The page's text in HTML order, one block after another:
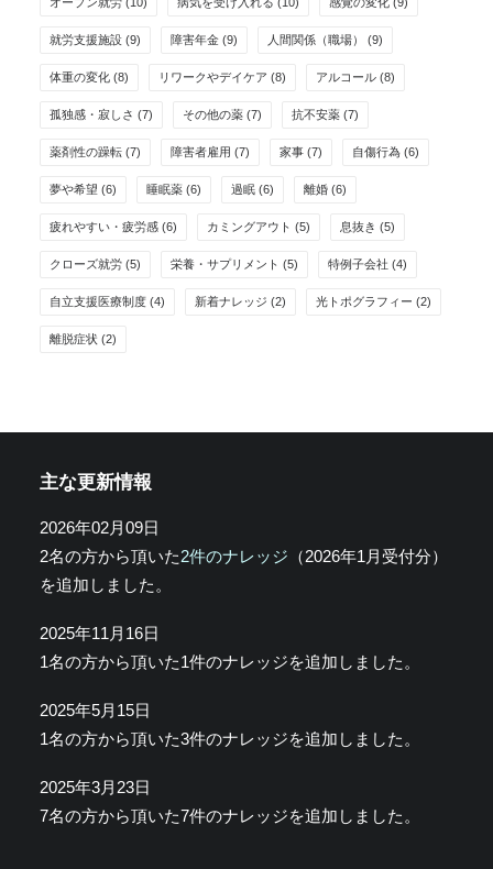
就労支援施設 (9) 障害年金 (9) 人間関係（職場） (9)
体重の変化 (8) リワークやデイケア (8) アルコール (8)
孤独感・寂しさ (7) その他の薬 (7) 抗不安薬 (7)
薬剤性の躁転 (7) 障害者雇用 (7) 家事 (7) 自傷行為 (6)
夢や希望 (6) 睡眠薬 (6) 過眠 (6) 離婚 (6)
疲れやすい・疲労感 (6) カミングアウト (5) 息抜き (5)
クローズ就労 (5) 栄養・サプリメント (5) 特例子会社 (4)
自立支援医療制度 (4) 新着ナレッジ (2) 光トポグラフィー (2)
離脱症状 (2)
主な更新情報
2026年02月09日
2名の方から頂いた2件のナレッジ （2026年1月受付分）
を追加しました。
2025年11月16日
1名の方から頂いた1件のナレッジを追加しました。
2025年5月15日
1名の方から頂いた3件のナレッジを追加しました。
2025年3月23日
7名の方から頂いた7件のナレッジを追加しました。